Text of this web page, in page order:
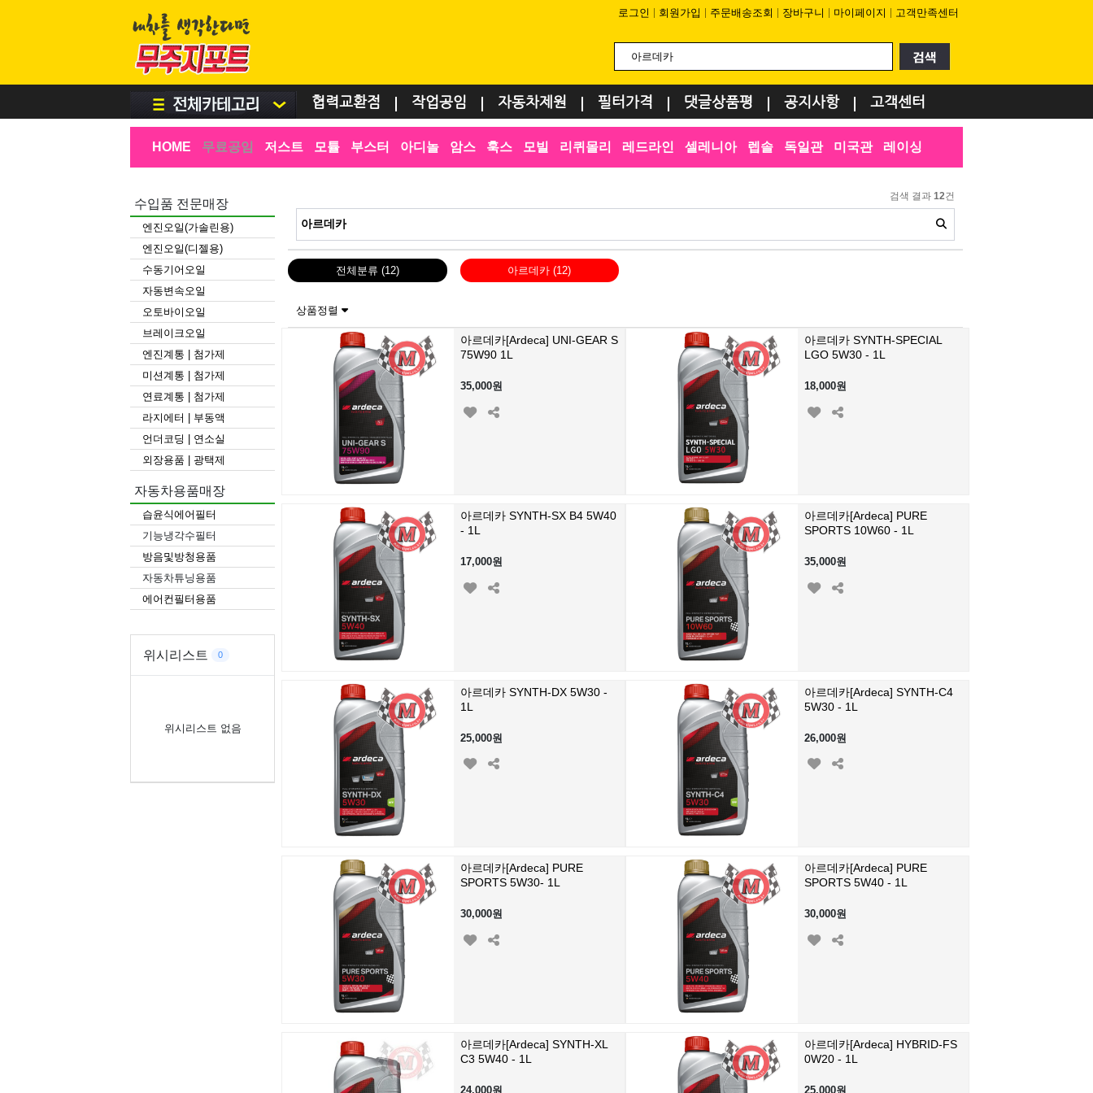
로그인 회원가입 주문배송조회 장바구니 마이페이지 고객만족센터
협력교환점 작업공임 자동차제원 필터가격 댓글상품평 공지사항 고객센터
HOME 무료공임 저스트 모튤 부스터 아디놀 암스 훅스 모빌 리퀴몰리 레드라인 셀레니아 렙솔 독일관 미국관 레이싱
수입품 전문매장
엔진오일(가솔린용)
엔진오일(디젤용)
수동기어오일
자동변속오일
오토바이오일
브레이크오일
엔진계통 | 첨가제
미션계통 | 첨가제
연료계통 | 첨가제
라지에터 | 부동액
언더코딩 | 연소실
외장용품 | 광택제
자동차용품매장
습윤식에어필터
기능냉각수필터
방음및방청용품
자동차튜닝용품
에어컨필터용품
위시리스트 0
위시리스트 없음
검색 결과 12건
전체분류 (12) 아르데카(12)
상품정렬
아르데카[Ardeca] UNI-GEAR S
75W90 1L
35,000원
아르데카 SYNTH-SPECIAL
LGO 5W30 - 1L
18,000원
아르데카 SYNTH-SX B4 5W40
- 1L
17,000원
아르데카[Ardeca] PURE
SPORTS 10W60 - 1L
35,000원
아르데카 SYNTH-DX 5W30 -
1L
25,000원
아르데카[Ardeca] SYNTH-C4
5W30 - 1L
26,000원
아르데카[Ardeca] PURE
SPORTS 5W30- 1L
30,000원
아르데카[Ardeca] PURE
SPORTS 5W40 - 1L
30,000원
아르데카[Ardeca] SYNTH-XL
C3 5W40 - 1L
24,000원
아르데카[Ardeca] HYBRID-FS
0W20 - 1L
25,000원